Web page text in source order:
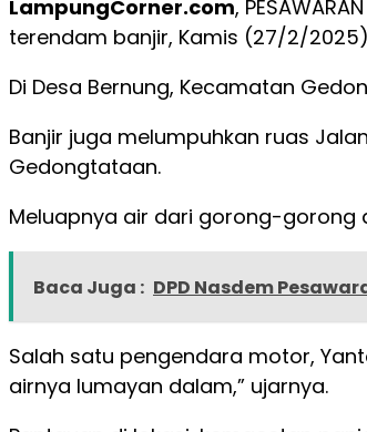
LampungCorner.com,
terendam banjir, Kamis (27/2/
Di Desa Bernung, Kecamatan
Banjir juga melumpuhkan ruas
Gedongtataan.
Meluapnya air dari gorong-gorong
Baca Juga : DPD Nasdem
Salah satu pengendara motor,
airnya lumayan dalam,” ujarnya.